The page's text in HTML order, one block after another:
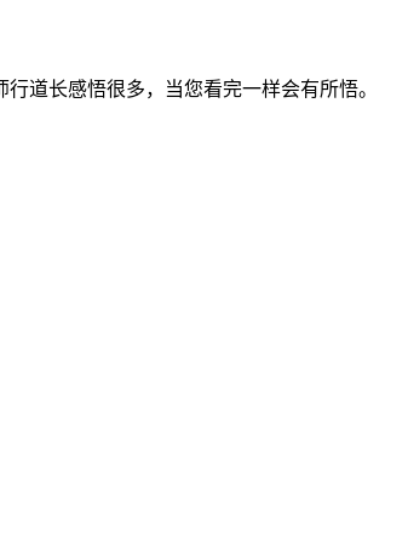
道长感悟很多，当您看完一样会有所悟。